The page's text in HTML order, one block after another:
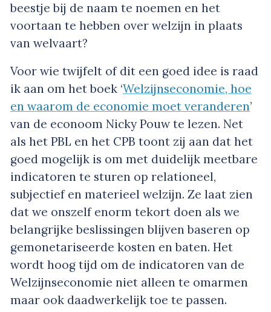
beestje bij de naam te noemen en het
voortaan te hebben over welzijn in plaats
van welvaart?
Voor wie twijfelt of dit een goed idee is raad
ik aan om het boek ‘Welzijnseconomie, hoe
en waarom de economie moet veranderen’
van de econoom Nicky Pouw te lezen. Net
als het PBL en het CPB toont zij aan dat het
goed mogelijk is om met duidelijk meetbare
indicatoren te sturen op relationeel,
subjectief en materieel welzijn. Ze laat zien
dat we onszelf enorm tekort doen als we
belangrijke beslissingen blijven baseren op
gemonetariseerde kosten en baten. Het
wordt hoog tijd om de indicatoren van de
Welzijnseconomie niet alleen te omarmen
maar ook daadwerkelijk toe te passen.